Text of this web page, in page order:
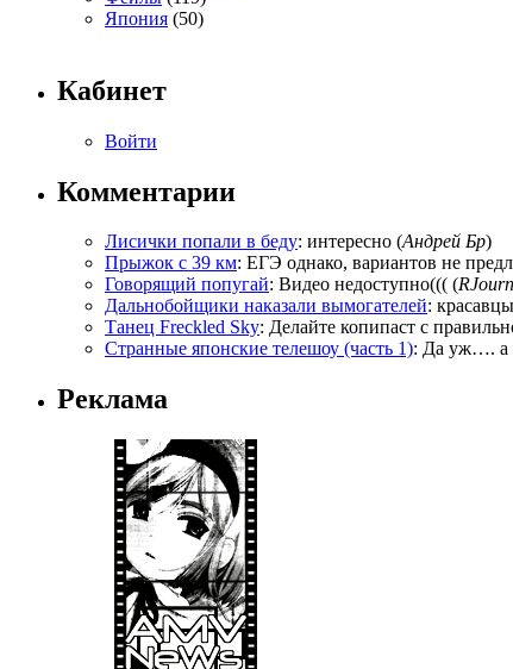
Япония (50)
Кабинет
Войти
Комментарии
Лисички попали в беду: интересно (Андрей Бр)
Прыжок с 39 км: ЕГЭ однако, вариантов не
Говорящий попугай: Видео недоступно((( (
Дальнобойщики наказали вымогателей:
Танец Freckled Sky: Делайте копипаст с
Странные японские телешоу (часть 1): Да уж…. а
Реклама